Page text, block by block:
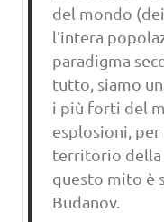
del mondo
l’intera
paradigma
tutto, siamo
i più forti del
esplosioni, per
territorio della
questo mito è
Budanov.